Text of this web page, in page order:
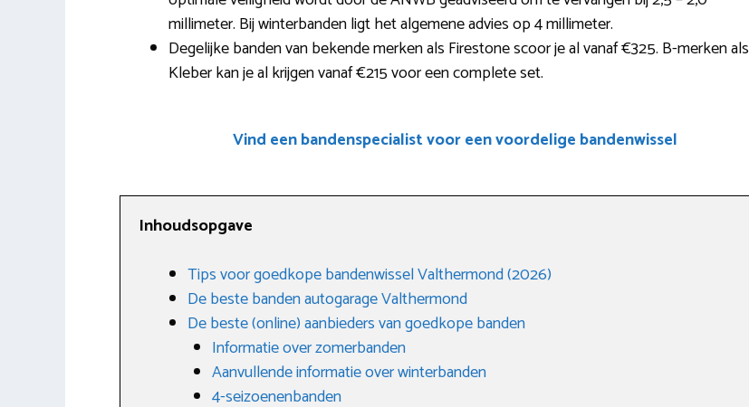
millimeter. Bij winterbanden ligt het algemene advies op 4 millimeter.
Degelijke banden van bekende merken als Firestone scoor je al vanaf €325. B-merken als
Kleber kan je al krijgen vanaf €215 voor een complete set.
Vind een bandenspecialist voor een voordelige bandenwissel
Inhoudsopgave
Tips voor goedkope bandenwissel Valthermond (2026)
De beste banden autogarage Valthermond
De beste (online) aanbieders van goedkope banden
Informatie over zomerbanden
Aanvullende informatie over winterbanden
4-seizoenenbanden